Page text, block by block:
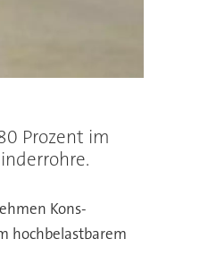
Prozent im
Kons-
hochbelastbarem